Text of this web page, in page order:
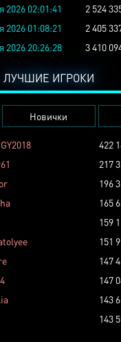
2026 02:01:41
2 524
2026 01:08:21
2 405
2026 20:26:28 3 410
ЛУЧШИЕ ИГРОКИ
Новички
422
217
196
165
159
151
147
147
143
143